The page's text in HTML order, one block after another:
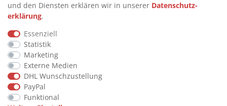
>
WIDERRUFSFORMULAR
IMPRESSUM
>
DATENSCHUTZERKLÄRUNG
>
AGB
>
KONTAKT
und den Diensten erklären wir in unserer Daten­schutz­
erklärung.
Essenziell
Statistik
Marketing
Externe Medien
DHL Wunschzustellung
PayPal
Funktional